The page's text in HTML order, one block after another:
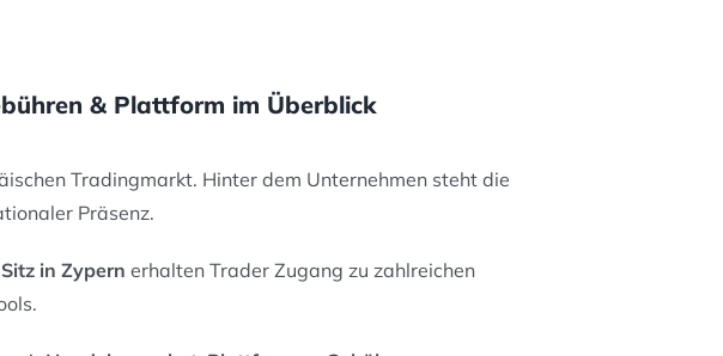
& Plattform im Überblick
Tradingmarkt. Hinter dem Unternehmen steht die
Präsenz.
in Zypern erhalten Trader Zugang zu zahlreichen